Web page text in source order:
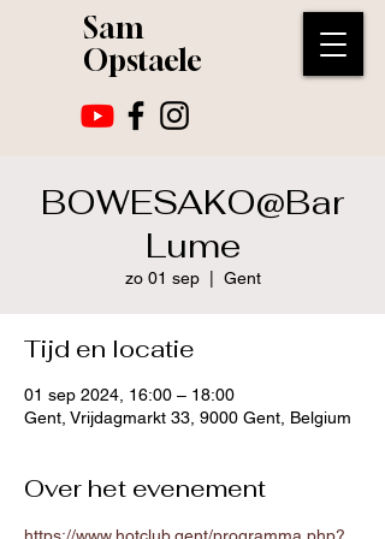
Sam
Opstaele
BOWESAKO@Bar
Lume
zo 01 sep
  |
Gent
Tijd en locatie
01 sep 2024, 16:00 – 18:00
Gent, Vrijdagmarkt 33, 9000 Gent, Belgium
Over het evenement